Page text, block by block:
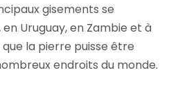
gisements se
Uruguay, en Zambie et à
la pierre puisse être
endroits du monde.